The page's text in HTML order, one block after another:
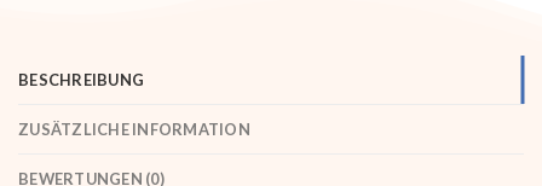
BESCHREIBUNG
ZUSÄTZLICHE INFORMATION
BEWERTUNGEN (0)